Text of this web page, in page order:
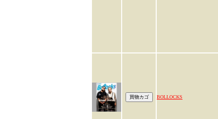
BOLLOCKS